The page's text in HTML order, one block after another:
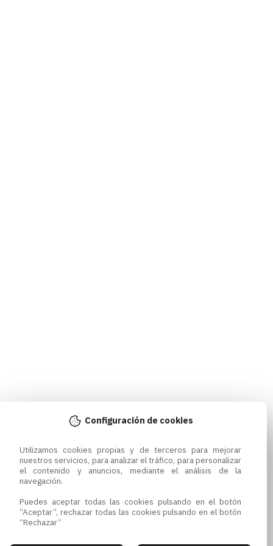
Configuración de cookies
Utilizamos cookies propias y de terceros para mejorar
nuestros servicios, para analizar el tráfico, para personalizar
el contenido y anuncios, mediante el análisis de la
navegación.
Puedes aceptar todas las cookies pulsando en el botón
“Aceptar”, rechazar todas las cookies pulsando en el botón
“Rechazar”